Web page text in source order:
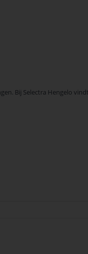
Bij Selectra Hengelo